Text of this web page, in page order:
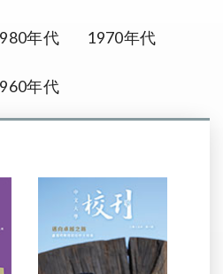
年代 1970年代
年代